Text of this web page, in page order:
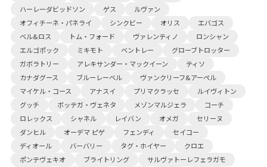
ハーレーダビッドソン
ゲス
ルヴァン
オフィチーネ・パネライ
シンクビー オリス
エバゴス
ベル&ロス
トム・フォード ヴァレンティノ
ロンシャン
エルゴポック
ミキモト ベントレー
グローブトロッター
ガボラトリー
アレキサンダー・マックイーン
ティソ
カナダグース
ブルーレーベル
ヴァンクリーフ&アーペル
マイケル・コース
アナスイ プリマクラッセ
ルイヴィトン
グッチ
ボッテガ・ヴェネタ メゾンマルジェラ
コーチ
ロレックス
シャネル レイバン オメガ
セリーヌ
ダンヒル
オーデマ ピゲ フェンディ
セイコー
ディオール
バーバリー タグ・ホイヤー
クロエ
ポンテヴェキオ
ブライトリング
サルヴァトーレフェラガモ